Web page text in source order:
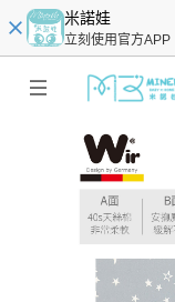
米諾娃
立刻使用官方APP